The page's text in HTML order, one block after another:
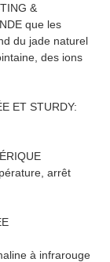
&
que les
du jade naturel
des ions
ET STURDY:
arrêt
à infrarouge